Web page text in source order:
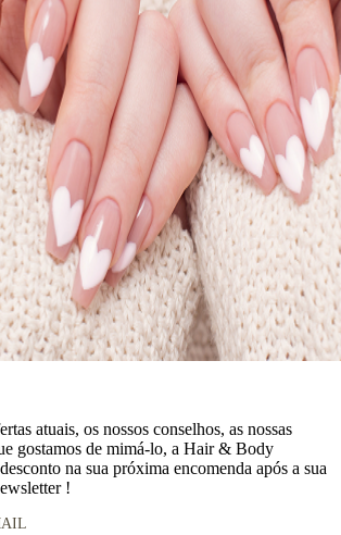
atuais, os nossos conselhos, as nossas
gostamos de mimá-lo, a Hair & Body
na sua próxima encomenda após a sua
!